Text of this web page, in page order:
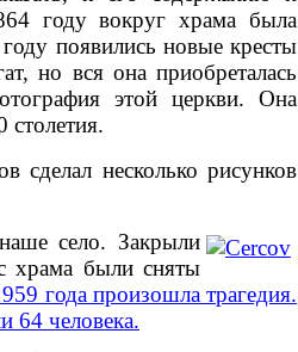
году вокруг храма была
появились новые кресты
но вся она приобреталась
этой церкви. Она
несколько рисунков
село. Закрыли
храма были сняты
года произошла трагедия.
64 человека.